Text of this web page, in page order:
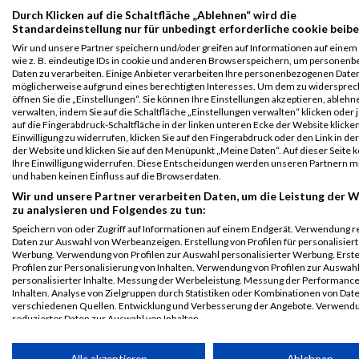
Grazathlon
2023
Athlon 10km
5247 Armin Ender 1998 AUT
Grazathlon
2023
Athlon Mixed
Team
5247 Armin Ender 1998 AUT
Legende:
GPos = Geschlechter Position, KPos = Kategorie Position, TPos =
Team Position, DNS = Did not start, DNF = Did not finish, DQ =
Disqualifiziert
Durch Klicken auf die Schaltfläche „Ablehnen“ wird die
Standardeinstellung nur für unbedingt erforderliche cookie
Wir und unsere Partner speichern und/oder greifen auf Informationen auf einem
wie z. B. eindeutige IDs in cookie und anderen Browserspeichern, um
Daten zu verarbeiten. Einige Anbieter verarbeiten Ihre personenbezogenen
möglicherweise aufgrund eines berechtigten Interesses. Um dem zu
öffnen Sie die „Einstellungen“. Sie können Ihre Einstellungen akzeptieren,
verwalten, indem Sie auf die Schaltfläche „Einstellungen verwalten“ klicken oder
auf die Fingerabdruck-Schaltfläche in der linken unteren Ecke der Website
Einwilligung zu widerrufen, klicken Sie auf den Fingerabdruck oder den Link in
der Website und klicken Sie auf den Menüpunkt „Meine Daten“. Auf dieser Seite
Ihre Einwilligung widerrufen. Diese Entscheidungen werden unseren Partnern
und haben keinen Einfluss auf die Browserdaten.
Wir und unsere Partner verarbeiten Daten, um die Leistung der
zu analysieren und Folgendes zu tun:
Speichern von oder Zugriff auf Informationen auf einem Endgerät. Verwendung
Daten zur Auswahl von Werbeanzeigen. Erstellung von Profilen für
Werbung. Verwendung von Profilen zur Auswahl personalisierter Werbung.
Profilen zur Personalisierung von Inhalten. Verwendung von Profilen zur Auswahl
personalisierter Inhalte. Messung der Werbeleistung. Messung der
Inhalten. Analyse von Zielgruppen durch Statistiken oder Kombinationen von
verschiedenen Quellen. Entwicklung und Verbesserung der Angebote.
reduzierter Daten zur Auswahl von Inhalten.
werden.